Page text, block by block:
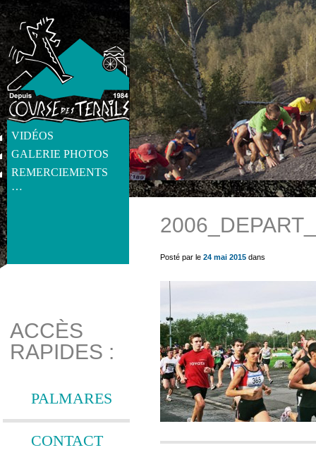
VIDÉOS
GALERIE PHOTOS
REMERCIEMENTS
…
get_post_meta(get_the_ID(), 'thumb', true) ?>
ACCÈS
RAPIDES :
PALMARES
CONTACT
Posté par le 24 mai 2015 dans